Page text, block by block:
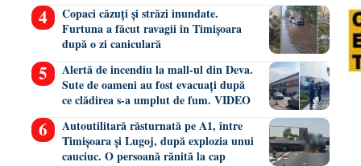
Copaci căzuți și străzi inundate.
Furtuna a făcut ravagii în Timișoara
după o zi caniculară
Alertă de incendiu la mall-ul din Deva.
Sute de oameni au fost evacuați după
ce clădirea s-a umplut de fum. VIDEO
Autoutilitară răsturnată pe A1, între
Timișoara și Lugoj, după explozia unui
cauciuc. O persoană rănită la cap